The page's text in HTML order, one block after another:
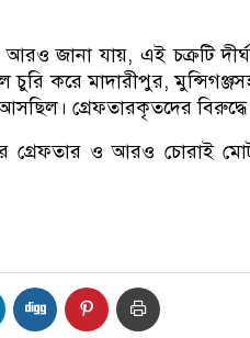
আরও জানা যায়, এই চক্রটি
করে মাদারীপুর,
আসছিল। গ্রেফতারকৃতদের
গ্রেফতার ও আরও চোরাই